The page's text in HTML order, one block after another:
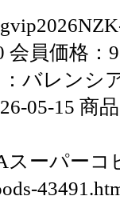
会員価格：
バレンシ
05-15 商
スーパーコ